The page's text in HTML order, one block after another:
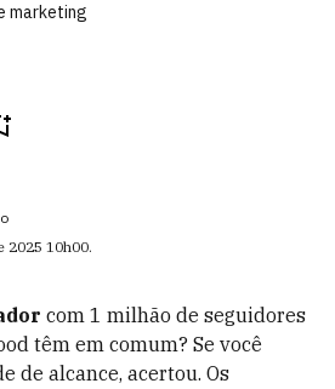
marketing
2025 10h00.
com 1 milhão de seguidores
têm em comum? Se você
de alcance, acertou. Os